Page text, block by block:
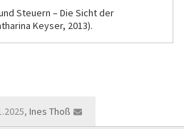
Steuern – Die Sicht der
Keyser, 2013).
Ines Thoß